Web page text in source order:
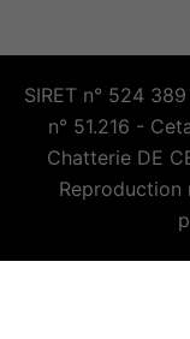
SIRET n° 524
n° 51.216 -
Chatterie DE
Reproduction